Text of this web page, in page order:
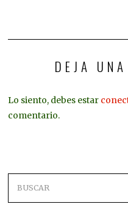
DEJA
Lo siento, debes estar
comentario.